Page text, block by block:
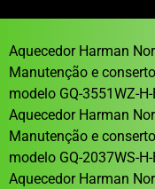
Aquecedor Harman
Manutenção e
modelo GQ-3551WZ-H-
Aquecedor Harman
Manutenção e
modelo GQ-2037WS-H-
Aquecedor Harman